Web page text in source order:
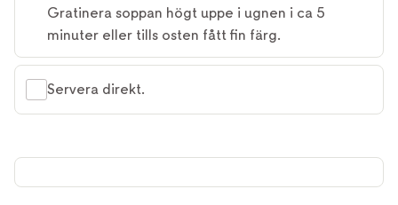
Gratinera soppan högt uppe i ugnen i ca 5
minuter eller tills osten fått fin färg.
Servera direkt.